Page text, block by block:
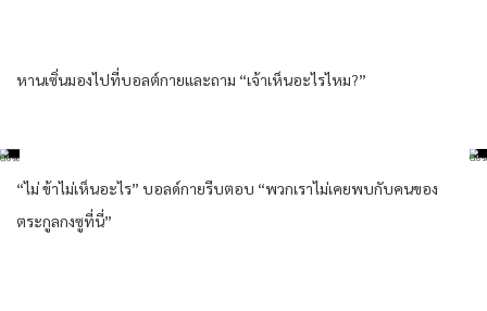
หานเซิ่นมองไปที่บอลต์กายและถาม “เจ้าเห็นอะไรไหม?”
“ไม่ ข้าไม่เห็นอะไร” บอลด์กายรีบตอบ “พวกเราไม่เคยพบกับคนของ
ตระกูลกงซูที่นี่”